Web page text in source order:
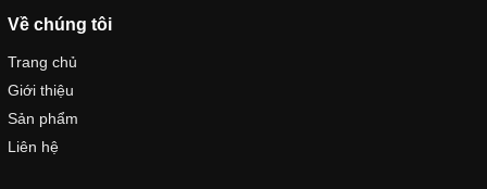
Về chúng tôi
Trang chủ
Giới thiệu
Sản phẩm
Liên hệ